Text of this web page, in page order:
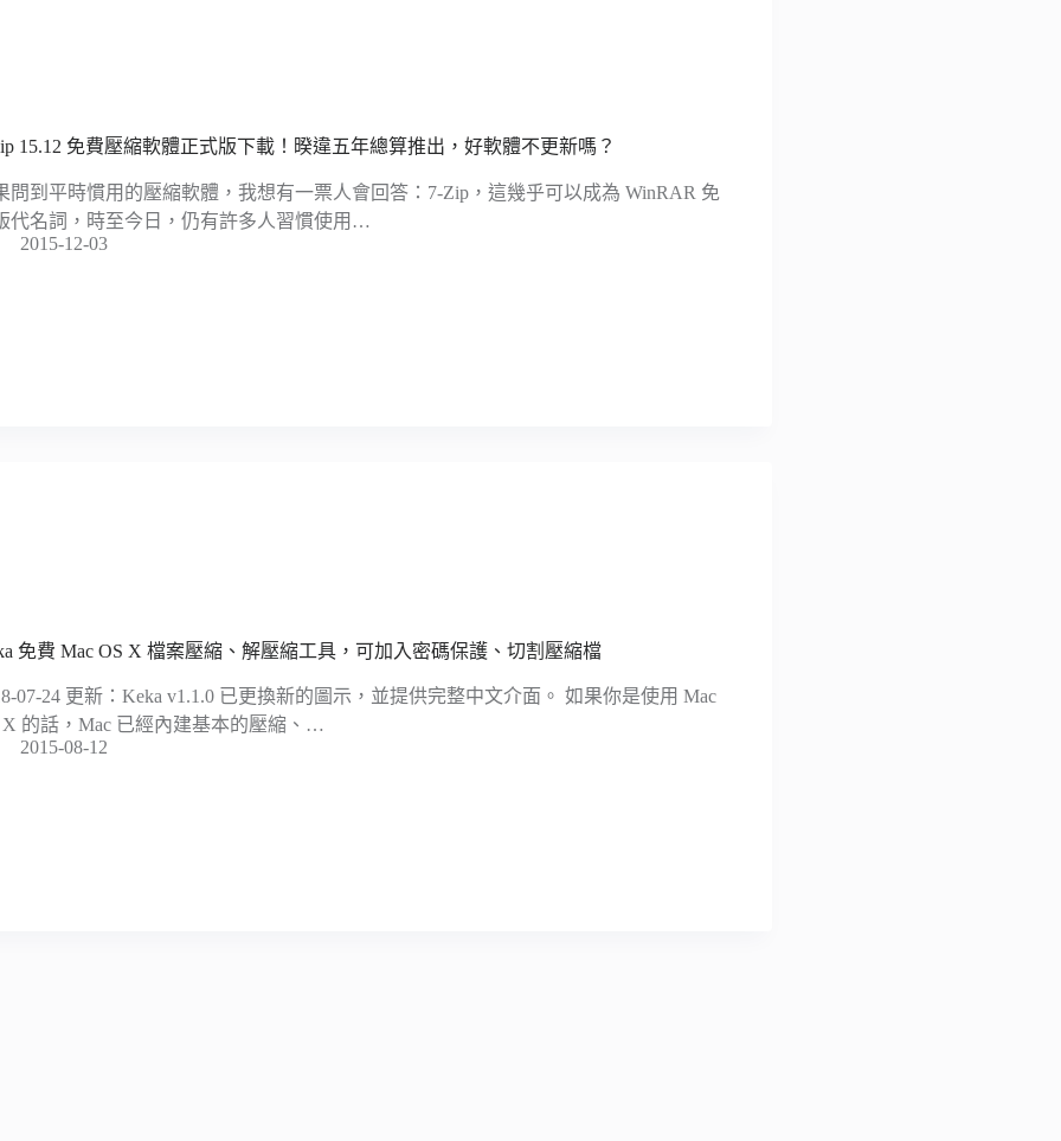
15.12 免費壓縮軟體正式版下載！暌違五年總算推出，好軟體不更新嗎？
問到平時慣用的壓縮軟體，我想有一票人會回答：7-Zip，這幾乎可以成為 WinRAR 免
代名詞，時至今日，仍有許多人習慣使用…
2015-12-03
免費 Mac OS X 檔案壓縮、解壓縮工具，可加入密碼保護、切割壓縮檔
07-24 更新：Keka v1.1.0 已更換新的圖示，並提供完整中文介面。 如果你是使用 Mac
X 的話，Mac 已經內建基本的壓縮、…
2015-08-12